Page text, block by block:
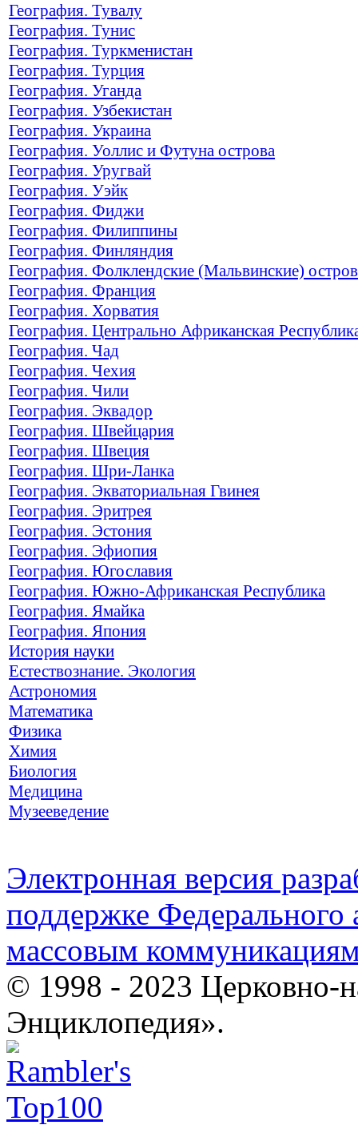
География. Тувалу
География. Тунис
География. Туркменистан
География. Турция
География. Уганда
География. Узбекистан
География. Украина
География. Уоллис и Футуна острова
География. Уругвай
География. Уэйк
География. Фиджи
География. Филиппины
География. Финляндия
География. Фолклендские (Мальвинские)
География. Франция
География. Хорватия
География. Центрально Африканская
География. Чад
География. Чехия
География. Чили
География. Эквадор
География. Швейцария
География. Швеция
География. Шри-Ланка
География. Экваториальная Гвинея
География. Эритрея
География. Эстония
География. Эфиопия
География. Югославия
География. Южно-Африканская Республика
География. Ямайка
География. Япония
История науки
Естествознание. Экология
Астрономия
Математика
Физика
Химия
Биология
Медицина
Музееведение
Электронная версия
поддержке Федерального
массовым
© 1998 - 2023 Церковно-
Энциклопедия».